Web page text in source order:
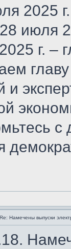
2025
июля
2025 г.
и
Re: Намечены выпуски